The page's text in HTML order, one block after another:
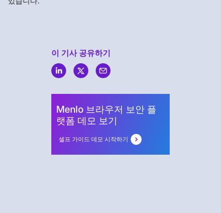
이 기사 공유하기
Menlo 브라우저 보안 플
랫폼 데모 보기
셀프 가이드 데모 시작하기